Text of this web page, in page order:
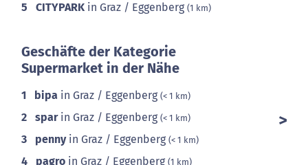
5 CITYPARK in Graz / Eggenberg (1 km)
Geschäfte der Kategorie
Supermarket in der Nähe
1 bipa in Graz / Eggenberg (< 1 km)
2 sparin Graz / Eggenberg (< 1 km)
3 pennyin Graz / Eggenberg (< 1 km)
4 pagro in Graz / Eggenberg (1 km)